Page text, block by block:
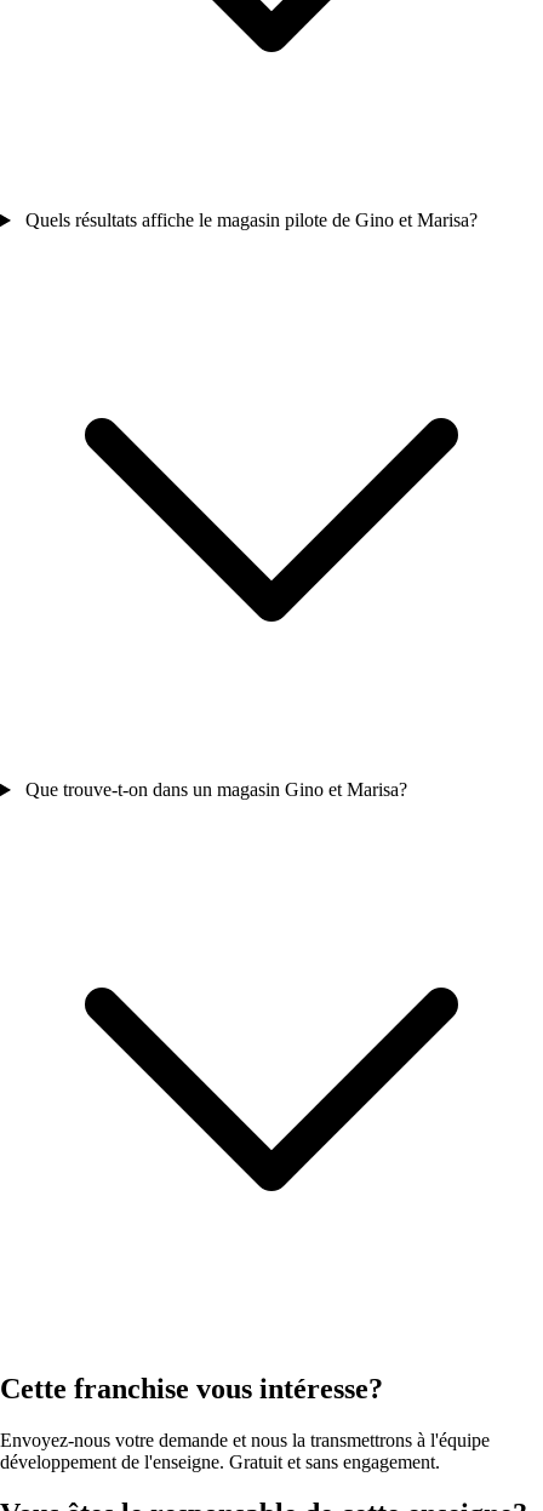
Quels résultats affiche le magasin pilote de Gino et Marisa?
Que trouve-t-on dans un magasin Gino et Marisa?
Cette franchise vous intéresse?
Envoyez-nous votre demande et nous la transmettrons à l'équipe
développement de l'enseigne. Gratuit et sans engagement.